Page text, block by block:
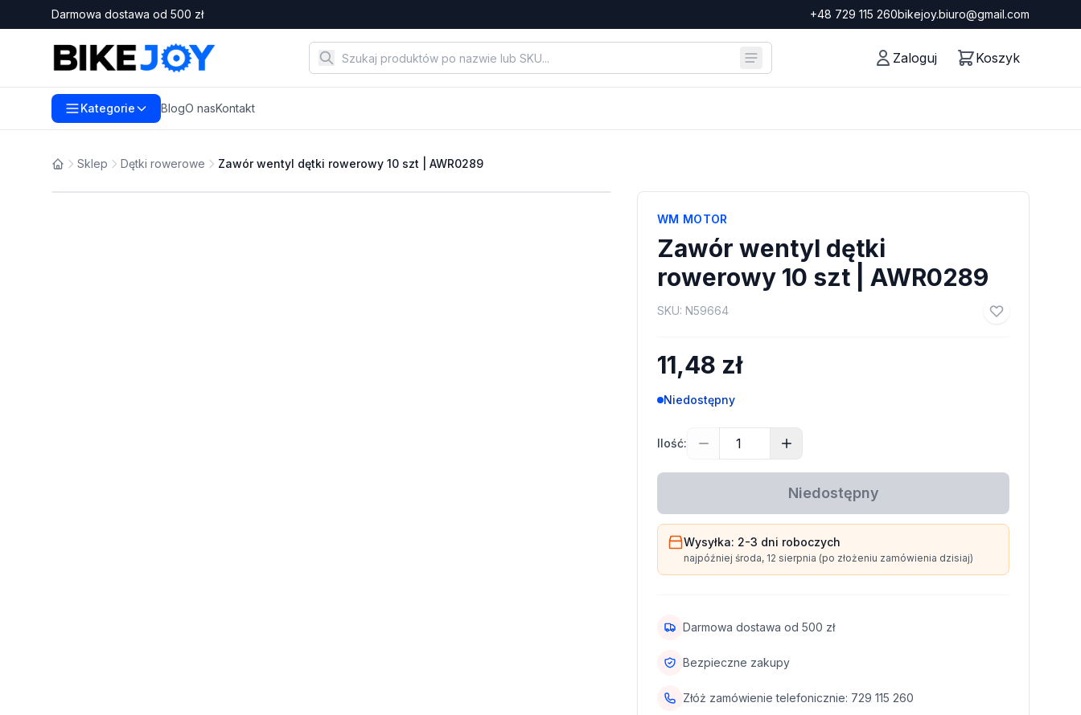
Darmowa dostawa od 500 zł +48 729 115 260bikejoy.biuro@gmail.com
Zaloguj Koszyk
Kategorie BlogO nasKontakt
Sklep Dętki rowerowe Zawór wentyl dętki rowerowy 10 szt | AWR0289
WM MOTOR
Zawór wentyl dętki
rowerowy 10 szt | AWR0289
SKU: N59664
11,48 zł
Niedostępny
Ilość:
Niedostępny
Wysyłka: 2-3 dni roboczych
najpóźniej środa, 12 sierpnia (po złożeniu zamówienia dzisiaj)
Darmowa dostawa od 500 zł
Bezpieczne zakupy
Złóż zamówienie telefonicznie: 729 115 260